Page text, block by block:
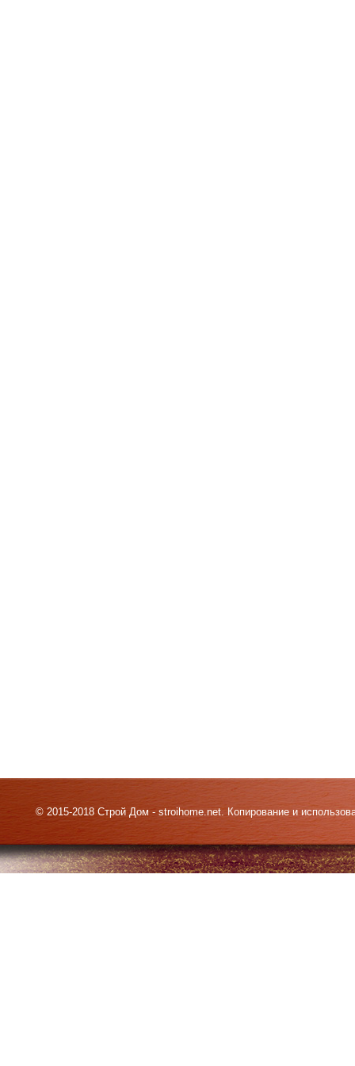
© 2015-2018 Строй Дом - stroihome.net. Копирование и